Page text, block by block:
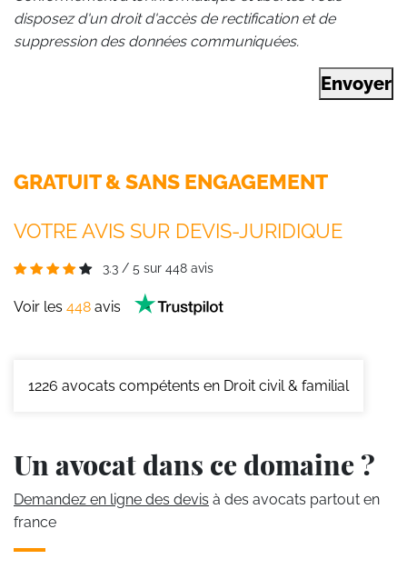
disposez d'un droit d'accès de rectification et de
suppression des données communiquées.
Envoyer
GRATUIT & SANS ENGAGEMENT
VOTRE AVIS SUR DEVIS-JURIDIQUE
3.3 / 5 sur 448 avis
Voir les 448 avis
1226 avocats compétents en Droit civil & familial
Un avocat dans ce domaine ?
Demandez en ligne des devis à des avocats partout en
france